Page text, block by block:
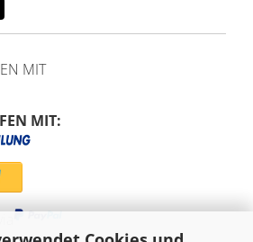
MIT
MIT: